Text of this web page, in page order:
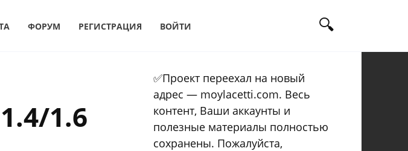
ФОРУМ РЕГИСТРАЦИЯ ВОЙТИ
1.6
✅Проект переехал на новый
адрес — moylacetti.com. Весь
контент, Ваши аккаунты и
полезные материалы полностью
сохранены. Пожалуйста,